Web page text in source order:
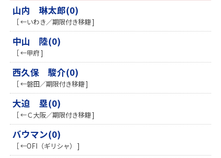
山内 琳太郎(0)
［ ←いわき／期限付き移籍 ]
中山 陸(0)
［ ←甲府 ]
西久保 駿介(0)
［ ←磐田／期限付き移籍 ]
大迫 塁(0)
［ ←Ｃ大阪／期限付き移籍 ]
バウマン(0)
［ ←OFI（ギリシャ） ]